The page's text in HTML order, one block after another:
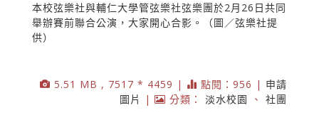
本校弦樂社與輔仁大學管弦樂社弦樂團於2月26日共同
舉辦賽前聯合公演，大家開心合影。（圖／弦樂社提
供）
5.51 MB , 7517 * 4459 | 點閱：956 | 申請
圖片
| 分類： 淡水校園 、 社團